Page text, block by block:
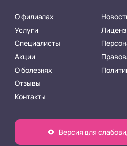
О филиалах
Услуги
Специалисты
Акции
О болезнях
Отзывы
Контакты
Версия для